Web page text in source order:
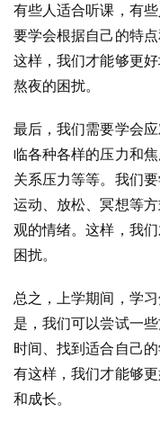
有些人适合听课，有
要学会根据自己的特
这样，我们才能够更
熬夜的困扰。
最后，我们需要学会
临各种各样的压力和
关系压力等等。我们
运动、放松、冥想等
观的情绪。这样，我
困扰。
总之，上学期间，学
是，我们可以尝试一
时间、找到适合自己
有这样，我们才能够
和成长。